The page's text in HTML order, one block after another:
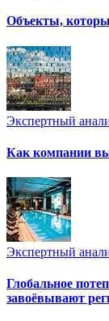
Объекты,
Экспертный
Как компании
Экспертный
Глобальное
завоёвывают